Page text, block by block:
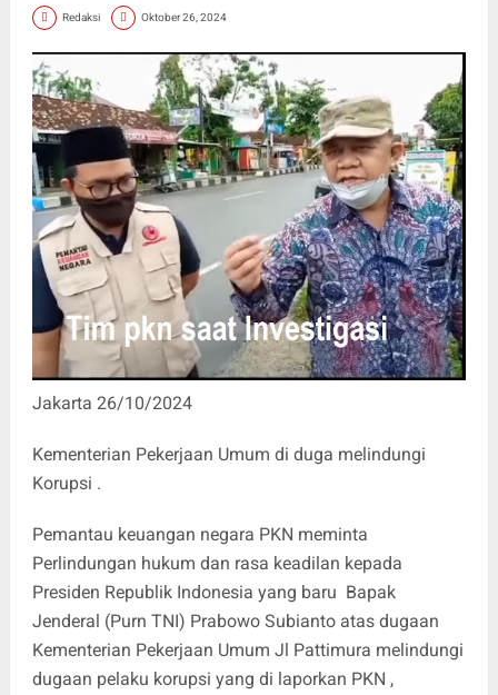
Redaksi Oktober 26, 2024
Jakarta 26/10/2024
Kementerian Pekerjaan Umum di duga melindungi
Korupsi .
Pemantau keuangan negara PKN meminta
Perlindungan hukum dan rasa keadilan kepada
Presiden Republik Indonesia yang baru Bapak
Jenderal (Purn TNI) Prabowo Subianto atas dugaan
Kementerian Pekerjaan Umum Jl Pattimura melindungi
dugaan pelaku korupsi yang di laporkan PKN ,